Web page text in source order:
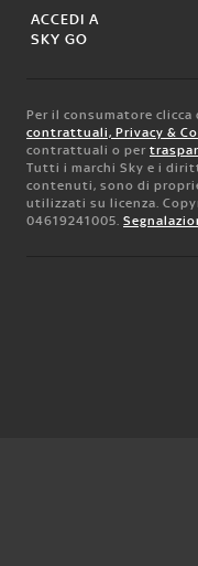
ACCEDI A
SKY GO
Per il consumatore clicca
contrattuali, Privacy &
contrattuali o per
Tutti i marchi Sky e i
contenuti, sono di
utilizzati su licenza.
04619241005.